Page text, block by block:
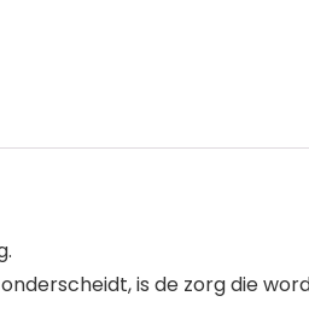
is de zorg die